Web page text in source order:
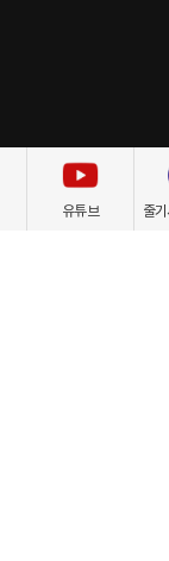
이용약관 환자권
유튜브 줄